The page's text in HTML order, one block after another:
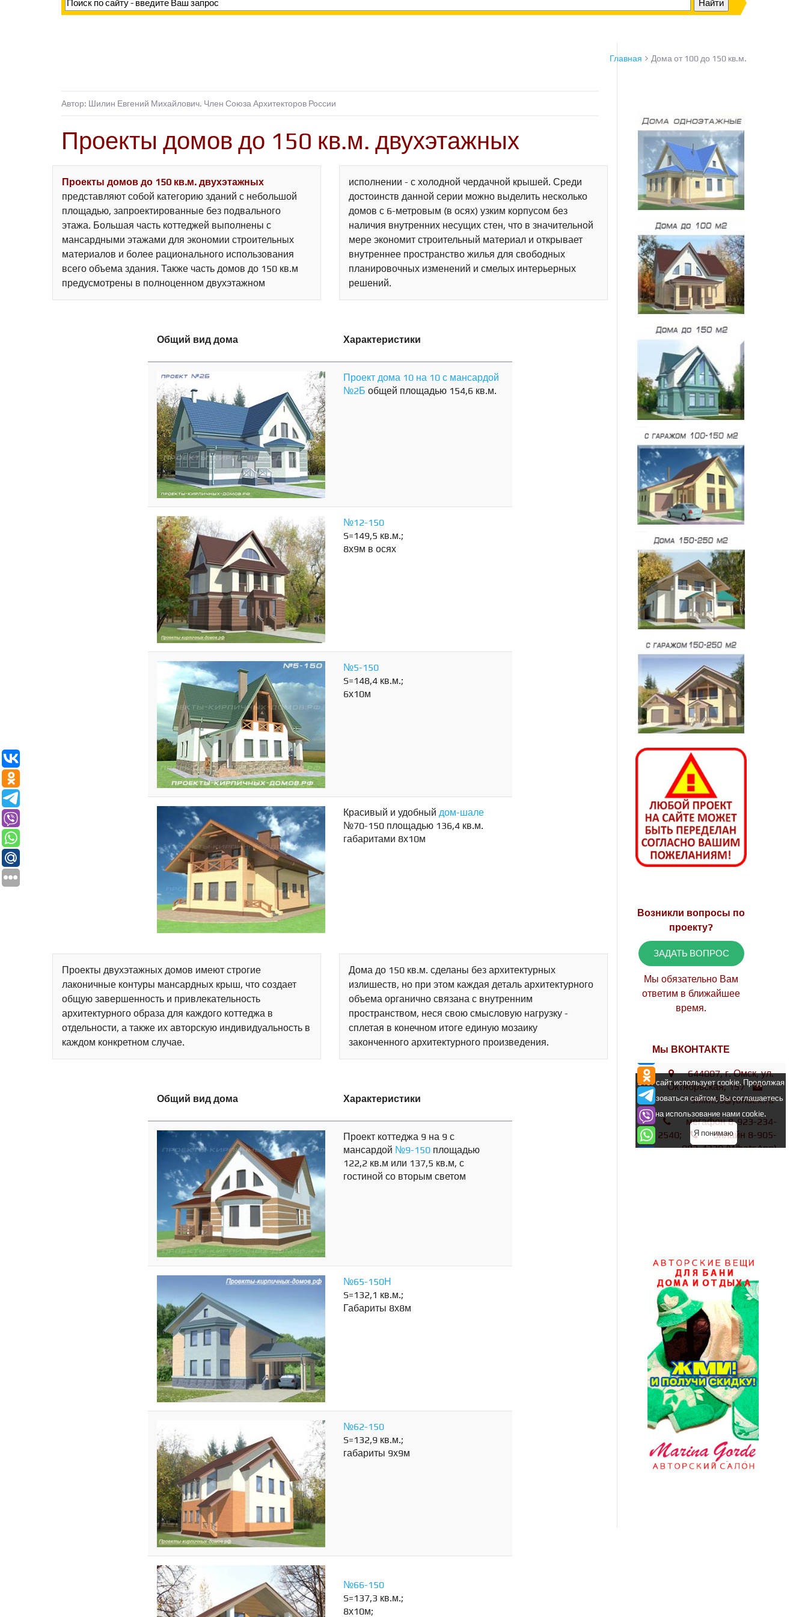
Главная Дома от 100 до 150 кв.м.
Автор: Шилин Евгений Михайлович. Член Союза Архитекторов России
Проекты домов до 150 кв.м. двухэтажных
Проекты домов до 150 кв.м. двухэтажных
представляют собой категорию зданий с небольшой
площадью, запроектированные без подвального
этажа. Большая часть коттеджей выполнены с
мансардными этажами для экономии строительных
материалов и более рационального использования
всего объема здания. Также часть домов до 150 кв.м
предусмотрены в полноценном двухэтажном
исполнении - с холодной чердачной крышей. Среди
достоинств данной серии можно выделить несколько
домов с 6-метровым (в осях) узким корпусом без
наличия внутренних несущих стен, что в значительной
мере экономит строительный материал и открывает
внутреннее пространство жилья для свободных
планировочных изменений и смелых интерьерных
решений.
Общий вид дома Характеристики
Проект дома 10 на 10 с мансардой
№2Бобщей площадью 154,6 кв.м.
№12-150
S=149,5 кв.м.;
8х9м в осях
№5-150
S=148,4 кв.м.;
6х10м
Красивый и удобныйдом-шале
№70-150 площадью 136,4 кв.м.
габаритами 8х10м
Проекты двухэтажных домов имеют строгие
лаконичные контуры мансардных крыш, что создает
общую завершенность и привлекательность
архитектурного образа для каждого коттеджа в
отдельности, а также их авторскую индивидуальность в
каждом конкретном случае.
Дома до 150 кв.м. сделаны без архитектурных
излишеств, но при этом каждая деталь архитектурного
объема органично связана с внутренним
пространством, неся свою смысловую нагрузку -
сплетая в конечном итоге единую мозаику
законченного архитектурного произведения.
Общий вид дома Характеристики
Проект коттеджа 9 на 9 с
мансардой №9-150 площадью
122,2 кв.м или 137,5 кв.м, с
гостиной со вторым светом
№65-150Н
S=132,1 кв.м.;
Габариты 8х8м
№62-150
S=132,9 кв.м.;
габариты 9х9м
№66-150
S=137,3 кв.м.;
8х10м;
Возникли вопросы по
проекту?
ЗАДАТЬ ВОПРОС
Мы обязательно Вам
ответим в ближайшее
время.
Мы ВКОНТАКТЕ